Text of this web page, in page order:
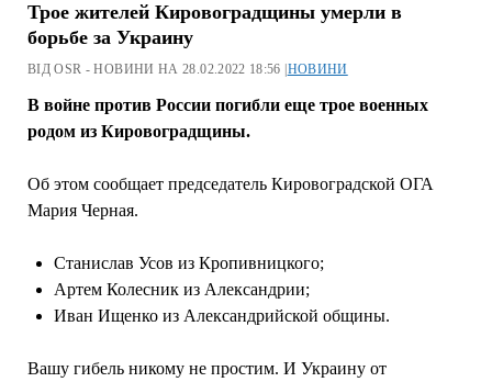
Трое жителей Кировоградщины умерли в
борьбе за Украину
ВІД OSR - НОВИНИ НА 28.02.2022 18:56 | НОВИНИ
В войне против России погибли еще трое военных
родом из Кировоградщины.
Об этом сообщает председатель Кировоградской ОГА
Мария Черная.
Станислав Усов из Кропивницкого;
Артем Колесник из Александрии;
Иван Ищенко из Александрийской общины.
Вашу гибель никому не простим. И Украину от